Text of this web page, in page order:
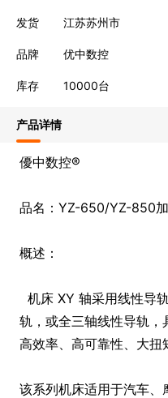
发货 江苏苏州市
品牌 优中数控
库存 10000台
产品详情
優中数控®
品名：YZ-650/YZ-850
概述：
机床 XY 轴采用线性导
轨，或全三轴线性导轨，
高效率、高可靠性、大扭
该系列机床适用于汽车